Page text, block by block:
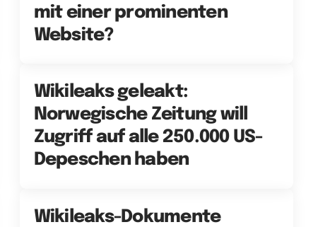
mit einer prominenten
Website?
Wikileaks geleakt:
Norwegische Zeitung will
Zugriff auf alle 250.000 US-
Depeschen haben
Wikileaks-Dokumente